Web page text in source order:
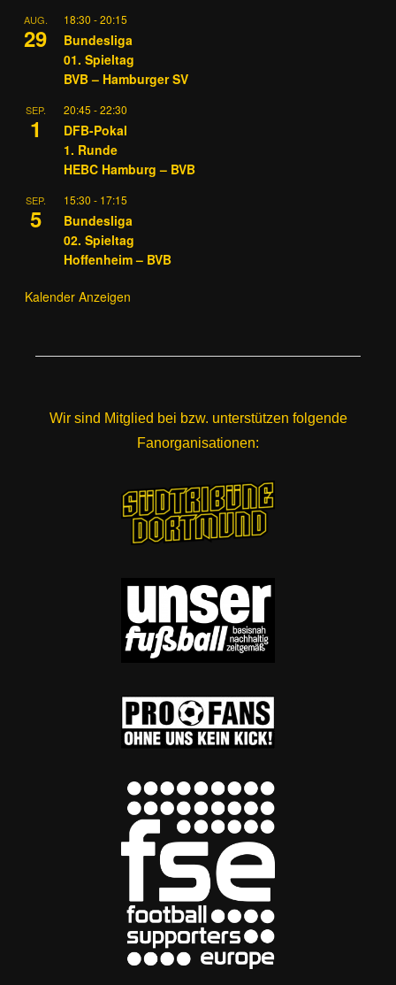
AUG.
29
18:30 -20:15
Bundesliga
01. Spieltag
BVB – Hamburger SV
SEP.
1
20:45 -22:30
DFB-Pokal
1. Runde
HEBC Hamburg – BVB
SEP.
5
15:30 - 17:15
Bundesliga
02. Spieltag
Hoffenheim – BVB
Kalender Anzeigen
Wir sind Mitglied bei bzw. unterstützen folgende
Fanorganisationen: